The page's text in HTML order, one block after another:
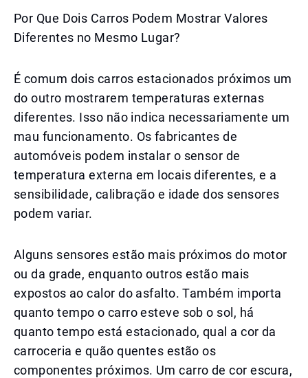
Por Que Dois Carros Podem Mostrar Valores
Diferentes no Mesmo Lugar?
É comum dois carros estacionados próximos um
do outro mostrarem temperaturas externas
diferentes. Isso não indica necessariamente um
mau funcionamento. Os fabricantes de
automóveis podem instalar o sensor de
temperatura externa em locais diferentes, e a
sensibilidade, calibração e idade dos sensores
podem variar.
Alguns sensores estão mais próximos do motor
ou da grade, enquanto outros estão mais
expostos ao calor do asfalto. Também importa
quanto tempo o carro esteve sob o sol, há
quanto tempo está estacionado, qual a cor da
carroceria e quão quentes estão os
componentes próximos. Um carro de cor escura,